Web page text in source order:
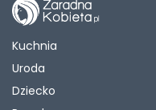
Kuchnia
Uroda
Dziecko